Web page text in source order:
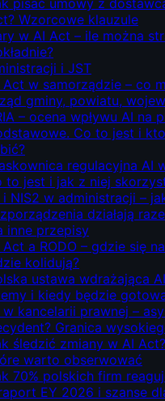
pisać umowy z
Wzorcowe klauzule
w AI Act – ile można
i JST
Act w samorządzie – co
gminy, powiatu,
– ocena wpływu AI na
Co to jest i
regulacyjna AI
to jest i jak z niej
i NIS2 w administracji –
działają
inne przepisy
Act a RODO – gdzie się
kolidują?
ustawa wdrażająca
i kiedy będzie
w kancelarii prawnej –
Granica
śledzić zmiany w AI
warto obserwować
70% polskich firm
EY 2026 i szanse